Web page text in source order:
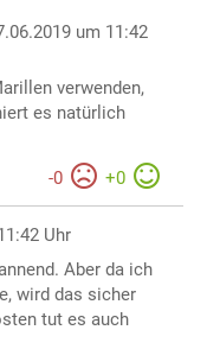
um 11:42
verwenden,
es natürlich
-0 +0
Uhr
Aber da ich
wird das sicher
tut es auch